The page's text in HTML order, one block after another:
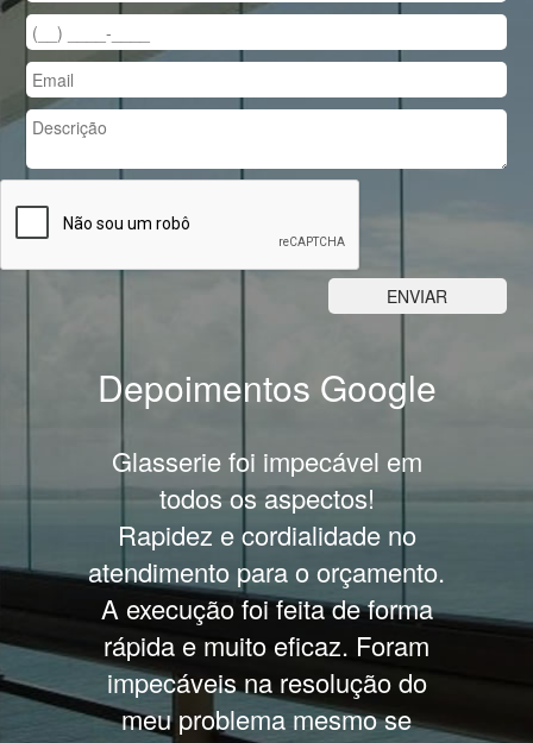
Depoimentos Google
Glasserie foi impecável em
todos os aspectos!
Rapidez e cordialidade no
atendimento para o orçamento.
A execução foi feita de forma
rápida e muito eficaz. Foram
impecáveis na resolução do
meu problema mesmo se